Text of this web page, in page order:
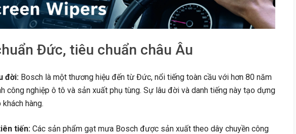
Đức, tiêu chuẩn châu Âu
đời: Bosch là một thương hiệu đến từ Đức, nổi tiếng toàn cầu với hơn 80 năm
công nghiệp ô tô và sản xuất phụ tùng. Sự lâu đời và danh tiếng này tạo dựng
hàng.
tiến: Các sản phẩm gạt mưa Bosch được sản xuất theo dây chuyền công